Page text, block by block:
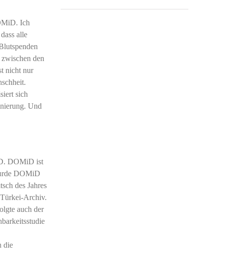
Ich
alle
den
nicht nur
sich
Und
DOMiD ist
DOMiD
des Jahres
Archiv.
auch der
die